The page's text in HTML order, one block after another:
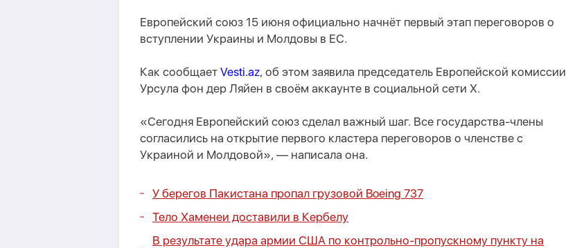
Европейский союз 15 июня официально начнёт первый этап переговоров о
вступлении Украины и Молдовы в ЕС.
Как сообщает Vesti.az, об этом заявила председатель Европейской комиссии
Урсула фон дер Ляйен в своём аккаунте в социальной сети X.
«Сегодня Европейский союз сделал важный шаг. Все государства-члены
согласились на открытие первого кластера переговоров о членстве с
Украиной и Молдовой», — написала она.
У берегов Пакистана пропал грузовой Boeing 737
Тело Хаменеи доставили в Кербелу
В результате удара армии США по контрольно-пропускному пункту на